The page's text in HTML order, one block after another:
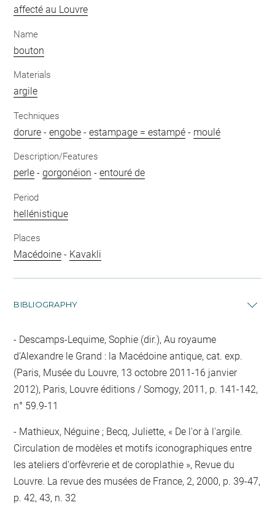
affecté au Louvre
Name
bouton
Materials
argile
Techniques
dorure -engobe -estampage = estampé - moulé
Description/Features
perle -gorgonéion -entouré de
Period
hellénistique
Places
Macédoine - Kavakli
BIBLIOGRAPHY
Descamps-Lequime, Sophie (dir.), Au royaume
d'Alexandre le Grand : la Macédoine antique, cat. exp.
(Paris, Musée du Louvre, 13 octobre 2011-16 janvier
2012), Paris, Louvre éditions / Somogy, 2011, p. 141-142,
n° 59.9-11
Mathieux, Néguine ; Becq, Juliette, « De l'or à l'argile.
Circulation de modèles et motifs iconographiques entre
les ateliers d'orfèvrerie et de coroplathie », Revue du
Louvre. La revue des musées de France, 2, 2000, p. 39-47,
p. 42, 43, n. 32